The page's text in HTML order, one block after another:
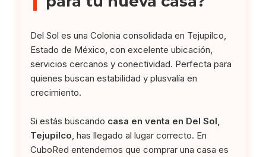
Del Sol es una Colonia consolidada en Tejupilco,
Estado de México, con excelente ubicación,
servicios cercanos y conectividad. Perfecta para
quienes buscan estabilidad y plusvalía en
crecimiento.
Si estás buscando casa en venta en Del Sol,
Tejupilco , has llegado al lugar correcto. En
CuboRed entendemos que comprar una casa es